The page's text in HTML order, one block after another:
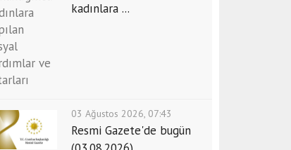
kadınlara ...
03 Ağustos 2026, 07:43
Resmi Gazete'de bugün